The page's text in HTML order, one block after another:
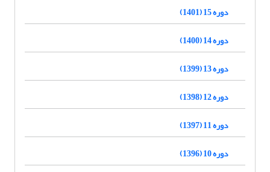
دوره 15 (1401)
دوره 14 (1400)
دوره 13 (1399)
دوره 12 (1398)
دوره 11 (1397)
دوره 10 (1396)